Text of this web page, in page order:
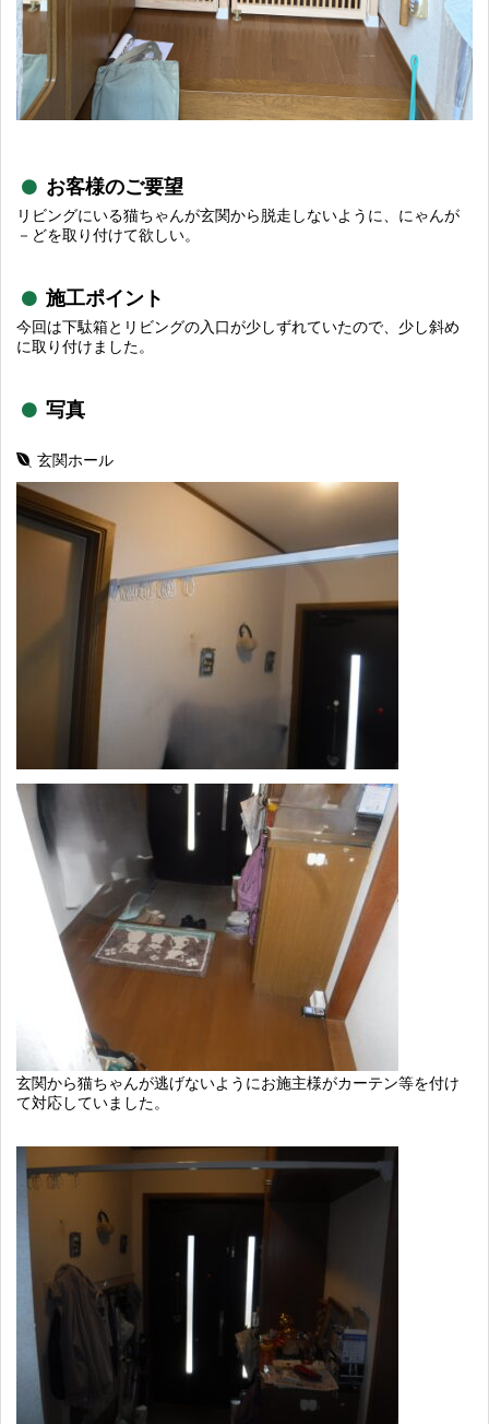
お客様のご要望
リビングにいる猫ちゃんが玄関から脱走しないように、にゃんが
－どを取り付けて欲しい。
施工ポイント
今回は下駄箱とリビングの入口が少しずれていたので、少し斜め
に取り付けました。
写真
玄関ホール
玄関から猫ちゃんが逃げないようにお施主様がカーテン等を付け
て対応していました。